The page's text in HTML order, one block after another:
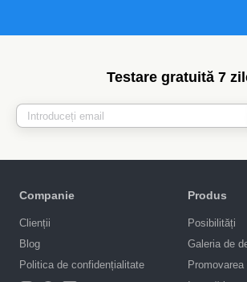
Testare gratuită 7
Companie
Clienții
Blog
Politica de confidențialitate
Produs
Posibilități
Galeria de